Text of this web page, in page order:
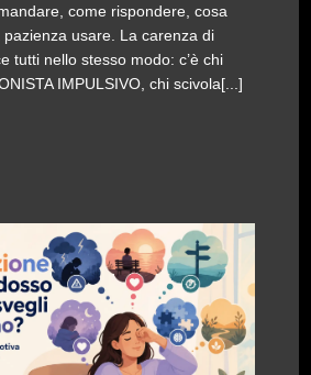
come rispondere, cosa
usare. La carenza di
tutti nello stesso modo: c’è chi
IMPULSIVO, chi scivola[...]